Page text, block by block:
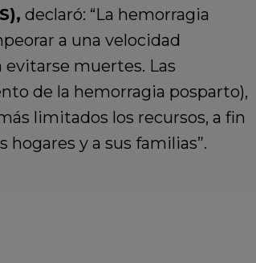
declaró: “La hemorragia
a una velocidad
muertes. Las
de la hemorragia posparto),
limitados los recursos, a fin
y a sus familias”.